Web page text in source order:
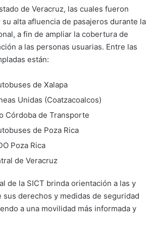
de Veracruz, las cuales fueron
alta afluencia de pasajeros durante la
a fin de ampliar la cobertura de
a las personas usuarias. Entre las
están:
de Xalapa
Unidas (Coatzacoalcos)
Córdoba de Transporte
de Poza Rica
Poza Rica
de Veracruz
de la SICT brinda orientación a las y
sus derechos y medidas de seguridad
a una movilidad más informada y